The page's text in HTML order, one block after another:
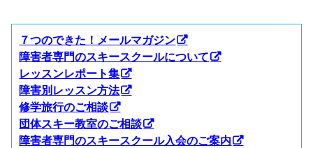
７つのできた！メールマガジン
障害者専門のスキースクールについて
レッスンレポート集
障害別レッスン方法
修学旅行のご相談
団体スキー教室のご相談
障害者専門のスキースクール入会のご案内